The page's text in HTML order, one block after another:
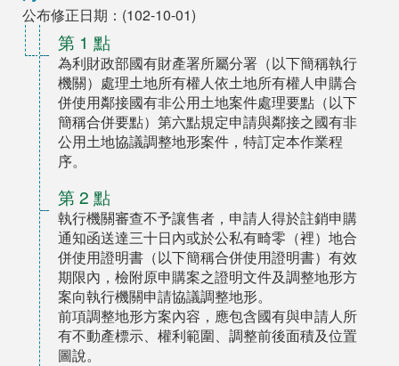
公布修正日期：(102-10-01)
第 1 點
為利財政部國有財產署所屬分署（以下簡稱執行
機關）處理土地所有權人依土地所有權人申購合
併使用鄰接國有非公用土地案件處理要點（以下
簡稱合併要點）第六點規定申請與鄰接之國有非
公用土地協議調整地形案件，特訂定本作業程
序。
第 2 點
執行機關審查不予讓售者，申請人得於註銷申購
通知函送達三十日內或於公私有畸零（裡）地合
併使用證明書（以下簡稱合併使用證明書）有效
期限內，檢附原申購案之證明文件及調整地形方
案向執行機關申請協議調整地形。
前項調整地形方案內容，應包含國有與申請人所
有不動產標示、權利範圍、調整前後面積及位置
圖說。